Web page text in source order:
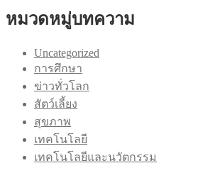
หมวดหมู่บทความ
Uncategorized
การศึกษา
ข่าวทั่วโลก
สัตว์เลี้ยง
สุขภาพ
เทคโนโลยี
เทคโนโลยีและนวัตกรรม